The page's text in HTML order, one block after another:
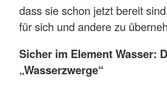
dass sie schon jetzt bereit
für sich und andere zu
Sicher im Element Wasser:
„Wasserzwerge“